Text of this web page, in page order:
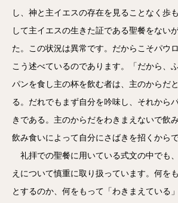
し、神と主イエスの存在を見ることなく歩
して主イエスの生きた証である聖餐をない
た。この状況は異常です。だからこそパウ
こう述べているのであります。「だから、
パンを食し主の杯を飲む者は、主のからだ
る。だれでもまず自分を吟味し、それから
きである。主のからだをわきまえないで飲
飲み食いによって自分にさばきを招くからで
礼拝での聖餐に用いている式文の中でも
えについて慎重に取り扱っています。何を
とするのか、何をもって「わきまえている